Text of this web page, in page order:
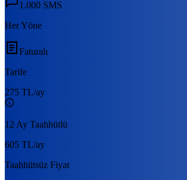
1.000 SMS
Her Yöne
Faturalı
Tarife
275 TL/ay
12 Ay Taahhütlü
605 TL/ay
Taahhütsüz Fiyat